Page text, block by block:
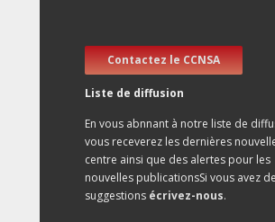
Contactez le CCNSA
Liste de diffusion
En vous abnnant à notre liste de
vous receverez les dernières
centre ainsi que des alertes pour les
nouvelles publicationsSi vous avez
suggestions écrivez-nous.